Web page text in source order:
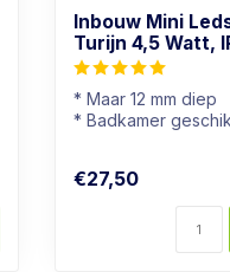
Inbouw Mini
Turijn 4,5 Watt,
* Maar 12 mm diep
* Badkamer
€27,50